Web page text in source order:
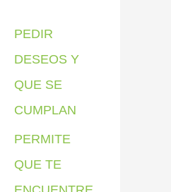
o
r
:
PEDIR
DESEOS Y
QUE SE
CUMPLAN
PERMITE
QUE TE